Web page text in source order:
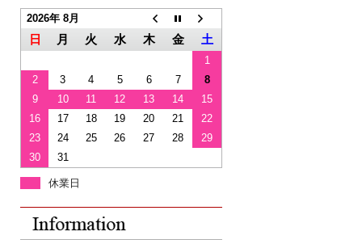
2026年 8月
日 月 火 水 木 金 土
1
2
3 4 5 6 7
8
9
10 11 12 13 14
15
16
17 18 19 20 21
22
23
24 25 26 27 28
29
30
31
休業日